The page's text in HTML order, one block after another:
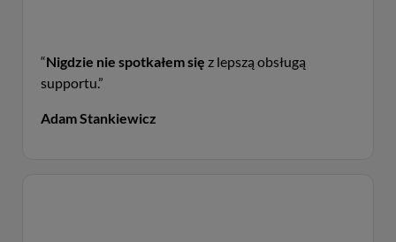
“Nigdzie nie spotkałem się z lepszą obsługą
supportu.”
Adam Stankiewicz